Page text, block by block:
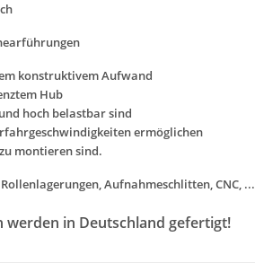
konstruktivem Aufwand
Hub
hoch belastbar sind
ermöglichen
montieren sind.
Aufnahmeschlitten, CNC, ...
werden in Deutschland gefertigt!